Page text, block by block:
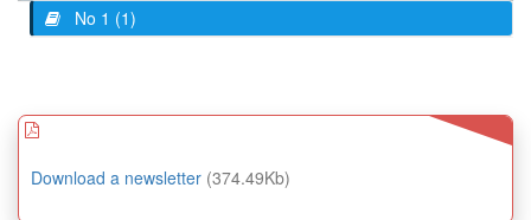
No 1 (1)
Download a newsletter (374.49Kb)